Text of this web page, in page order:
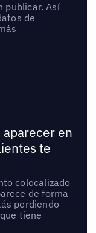
publicar. Así
de
aparecer en
te
colocalizado
de forma
perdiendo
tiene